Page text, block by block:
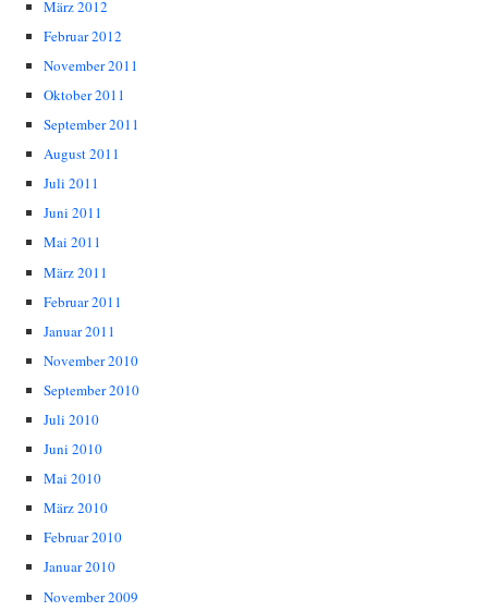
März 2012
Februar 2012
November 2011
Oktober 2011
September 2011
August 2011
Juli 2011
Juni 2011
Mai 2011
März 2011
Februar 2011
Januar 2011
November 2010
September 2010
Juli 2010
Juni 2010
Mai 2010
März 2010
Februar 2010
Januar 2010
November 2009